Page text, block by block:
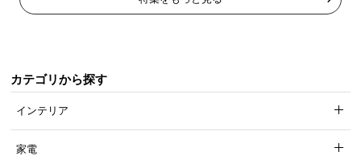
カテゴリから探す
インテリア
家電